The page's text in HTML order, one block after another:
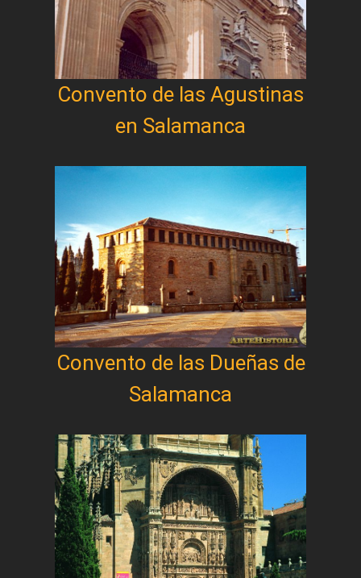
Convento de las Agustinas
en Salamanca
Convento de las Dueñas de
Salamanca